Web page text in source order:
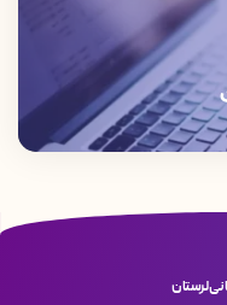
لرستان